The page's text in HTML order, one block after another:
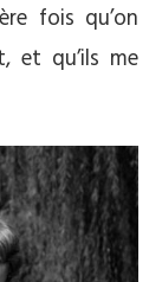
fois qu’on
et qu’ils me